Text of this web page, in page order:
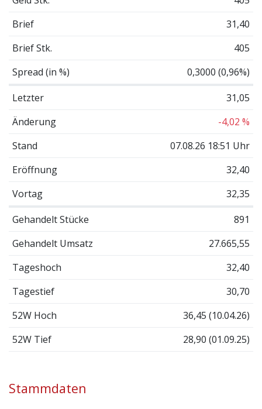
Brief
31,40
Brief Stk.
405
Spread (in %)
0,3000 (0,96%)
Letzter
31,05
Änderung
-4,02 %
Stand
07.08.26 18:51 Uhr
Eröffnung
32,40
Vortag
32,35
Gehandelt Stücke
891
Gehandelt Umsatz
27.665,55
Tageshoch
32,40
Tagestief
30,70
52W Hoch
36,45 (10.04.26)
52W Tief
28,90 (01.09.25)
Stammdaten